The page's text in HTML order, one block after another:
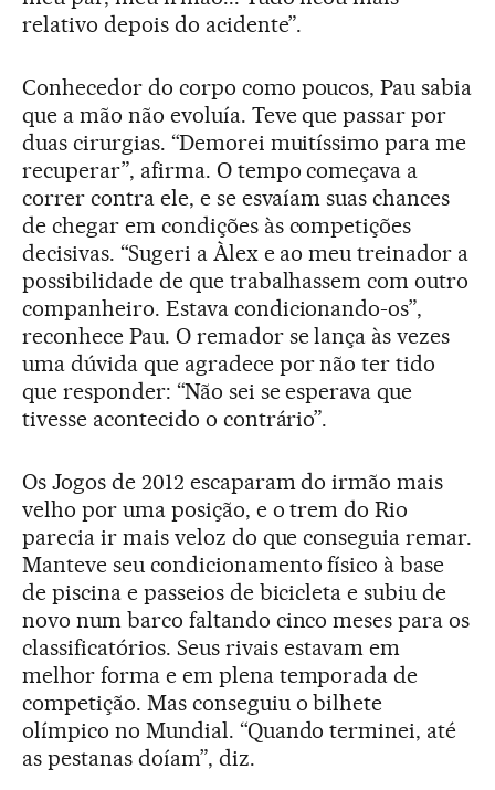
relativo depois do acidente”.
Conhecedor do corpo como poucos, Pau sabia
que a mão não evoluía. Teve que passar por
duas cirurgias. “Demorei muitíssimo para me
recuperar”, afirma. O tempo começava a
correr contra ele, e se esvaíam suas chances
de chegar em condições às competições
decisivas. “Sugeri a Àlex e ao meu treinador a
possibilidade de que trabalhassem com outro
companheiro. Estava condicionando-os”,
reconhece Pau. O remador se lança às vezes
uma dúvida que agradece por não ter tido
que responder: “Não sei se esperava que
tivesse acontecido o contrário”.
Os Jogos de 2012 escaparam do irmão mais
velho por uma posição, e o trem do Rio
parecia ir mais veloz do que conseguia remar.
Manteve seu condicionamento físico à base
de piscina e passeios de bicicleta e subiu de
novo num barco faltando cinco meses para os
classificatórios. Seus rivais estavam em
melhor forma e em plena temporada de
competição. Mas conseguiu o bilhete
olímpico no Mundial. “Quando terminei, até
as pestanas doíam”, diz.